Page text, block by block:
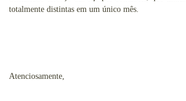
totalmente distintas em um único mês.
Atenciosamente,